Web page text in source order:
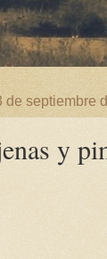
de septiembre
y